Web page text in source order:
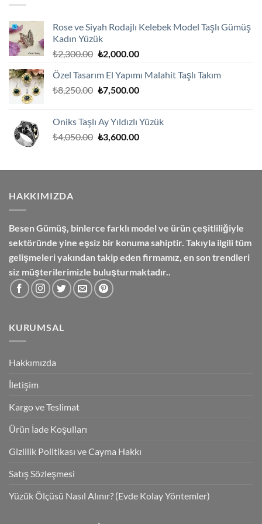
Rose ve Siyah Rodajlı Kelebek Model Taşlı Gümüş
Kadın Yüzük
₺2,300.00 Orijinal
₺2,300.00.
₺2,000.00Şu
fiyat:
₺2,000.00.
Özel Tasarım El Yapımı Malahit Taşlı Takım
₺8,250.00 Orijinal
₺7,500.00Şu
₺7,500.00.
Oniks Taşlı Ay Yıldızlı Yüzük
₺4,050.00 Orijinal
₺3,600.00Şu
₺3,600.00.
HAKKIMIZDA
Besen Gümüş, binlerce farklı model ve ürün çeşitliliğiyle
sektöründe yine eşsiz bir konuma sahiptir. Takıyla ilgili tüm
gelişmeleri yakından takip eden firmamız, en son trendleri
siz müşterilerimizle buluşturmaktadır..
KURUMSAL
Hakkımızda
İletişim
Kargo ve Teslimat
Ürün İade Koşulları
Gizlilik Politikası ve Cayma Hakkı
Satış Sözleşmesi
Yüzük Ölçüsü Nasıl Alınır? (Evde Kolay Yöntemler)